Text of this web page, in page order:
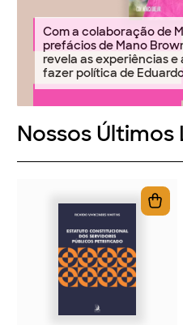
Com a colaboração de
prefácios de Mano
revela as experiências e
fazer política de
Nossos